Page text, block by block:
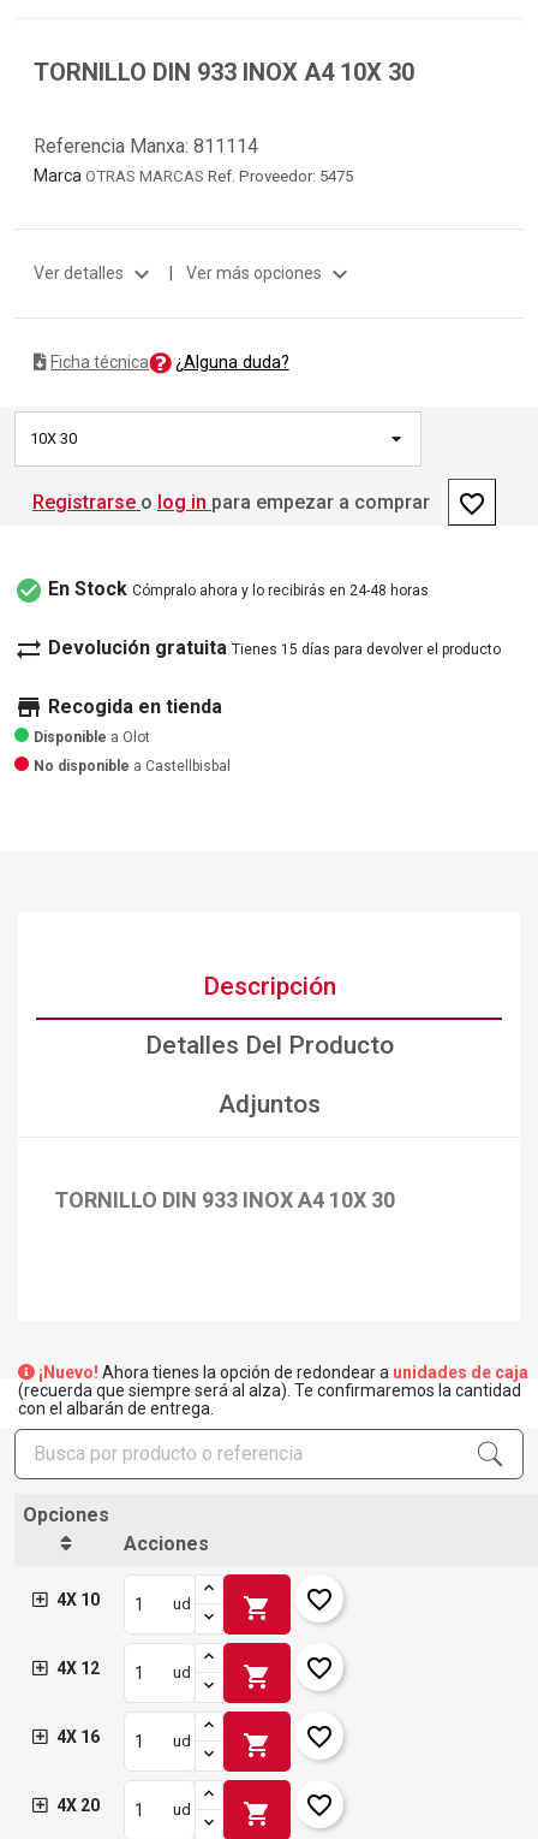
TORNILLO DIN 933 INOX A4 10X 30
Referencia Manxa: 811114
Marca OTRAS MARCAS Ref. Proveedor: 5475
Ver detalles expand_more | Ver más opciones expand_more
Ficha técnica ¿Alguna duda?
10X 30
Registrarse o log in para empezar a comprar favorite_border
check_circle En Stock Cómpralo ahora y lo recibirás en 24-48 horas
sync_alt Devolución gratuita Tienes 15 días para devolver el producto
store Recogida en tienda
Disponible a Olot
No disponible a Castellbisbal
Descripción
Detalles Del Producto
Adjuntos
TORNILLO DIN 933 INOX A4 10X 30
¡Nuevo! Ahora tienes la opción de redondear a unidades de caja
(recuerda que siempre será al alza). Te confirmaremos la cantidad
con el albarán de entrega.
Opciones
Acciones
4X 10 ud shopping_cart favorite_border
4X 12 ud shopping_cart favorite_border
4X 16 ud shopping_cart favorite_border
4X 20 ud shopping_cart favorite_border